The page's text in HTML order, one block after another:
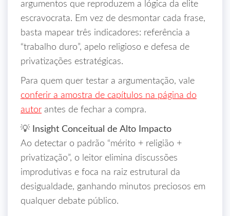
argumentos que reproduzem a lógica da elite
escravocrata. Em vez de desmontar cada frase,
basta mapear três indicadores: referência a
“trabalho duro”, apelo religioso e defesa de
privatizações estratégicas.
Para quem quer testar a argumentação, vale
conferir a amostra de capítulos na página do
autor antes de fechar a compra.
💡 Insight Conceitual de Alto Impacto
Ao detectar o padrão “mérito + religião +
privatização”, o leitor elimina discussões
improdutivas e foca na raiz estrutural da
desigualdade, ganhando minutos preciosos em
qualquer debate público.